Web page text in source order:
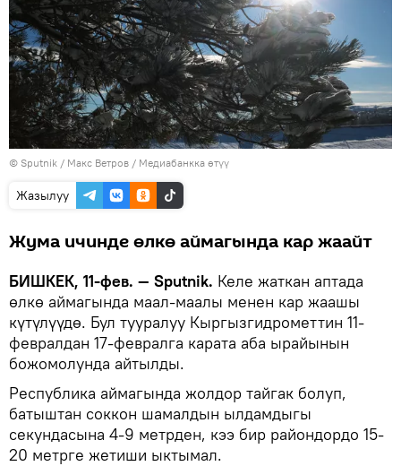
© Sputnik / Макс Ветров / Медиабанкка өтүү
Жазылуу
Жума ичинде өлкө аймагында кар жаайт
БИШКЕК, 11-фев. — Sputnik. Келе жаткан аптада
өлкө аймагында маал-маалы менен кар жаашы
күтүлүүдө. Бул тууралуу Кыргызгидрометтин 11-
февралдан 17-февралга карата аба ырайынын
божомолунда айтылды.
Республика аймагында жолдор тайгак болуп,
батыштан соккон шамалдын ылдамдыгы
секундасына 4-9 метрден, кээ бир райондордо 15-
20 метрге жетиши ыктымал.